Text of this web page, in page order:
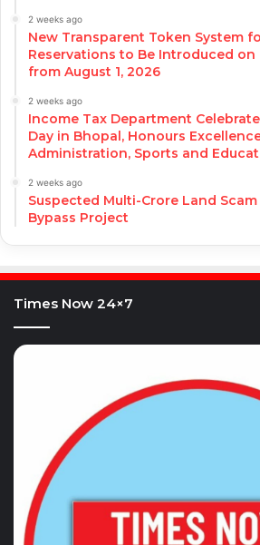
2 weeks ago
New Transparent Token System
Reservations to Be Introduced on
from August 1, 2026
2 weeks ago
Income Tax Department
Day in Bhopal, Honours
Administration, Sports and
2 weeks ago
Suspected Multi-Crore Land
Bypass Project
Times Now 24×7